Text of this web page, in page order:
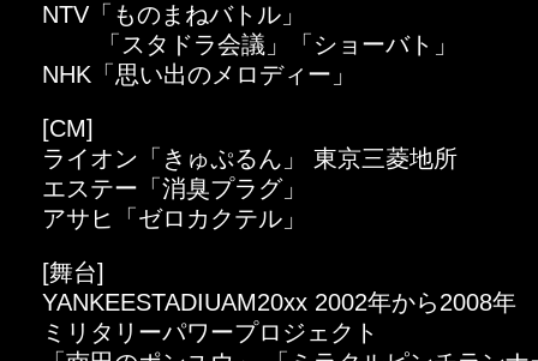
NTV「ものまねバトル」
「スタドラ会議」「ショーバト」
NHK「思い出のメロディー」
[CM]
ライオン「きゅぷるん」 東京三菱地所
エステー「消臭プラグ」
アサヒ「ゼロカクテル」
[舞台]
YANKEESTADIUAM20xx 2002年から2008年
ミリタリーパワープロジェクト